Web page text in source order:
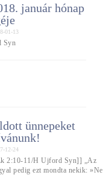
január hónap
01-13
Syn
ünnepeket
12-24
2:10-11/H Ujford Syn]] „Az
pedig ezt mondta nekik: »Ne